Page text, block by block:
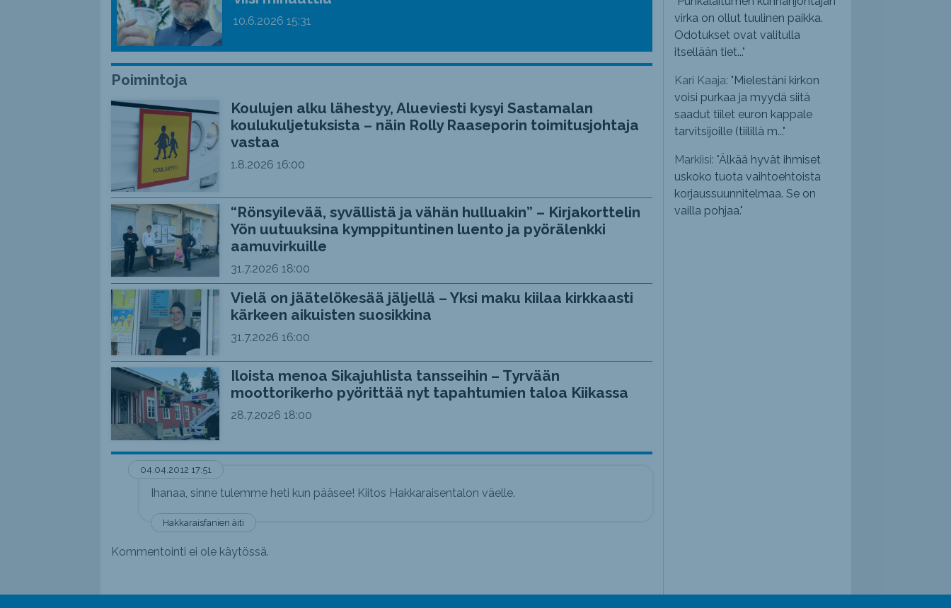
10.6.2026 15:31
Poimintoja
Koulujen alku lähestyy, Alueviesti kysyi Sastamalan
koulukuljetuksista – näin Rolly Raaseporin toimitusjohtaja
vastaa
1.8.2026 16:00
“Rönsyilevää, syvällistä ja vähän hulluakin” – Kirjakorttelin
Yön uutuuksina kymppituntinen luento ja pyörälenkki
aamuvirkuille
31.7.2026 18:00
Vielä on jäätelökesää jäljellä – Yksi maku kiilaa kirkkaasti
kärkeen aikuisten suosikkina
31.7.2026 16:00
Iloista menoa Sikajuhlista tansseihin – Tyrvään
moottorikerho pyörittää nyt tapahtumien taloa Kiikassa
28.7.2026 18:00
04.04.2012 17:51
Hakkaraisfanien äiti
Ihanaa, sinne tulemme heti kun pääsee! Kiitos Hakkaraisentalon väelle.
Kommentointi ei ole käytössä.
virka on ollut tuulinen paikka.
Odotukset ovat valitulla
itsellään tiet..."
Kari Kaaja: " Mielestäni kirkon
voisi purkaa ja myydä siitä
saadut tiilet euron kappale
tarvitsijoille (tiilillä m..."
Markiisi: "Älkää hyvät ihmiset
uskoko tuota vaihtoehtoista
korjaussuunnitelmaa. Se on
vailla pohjaa."